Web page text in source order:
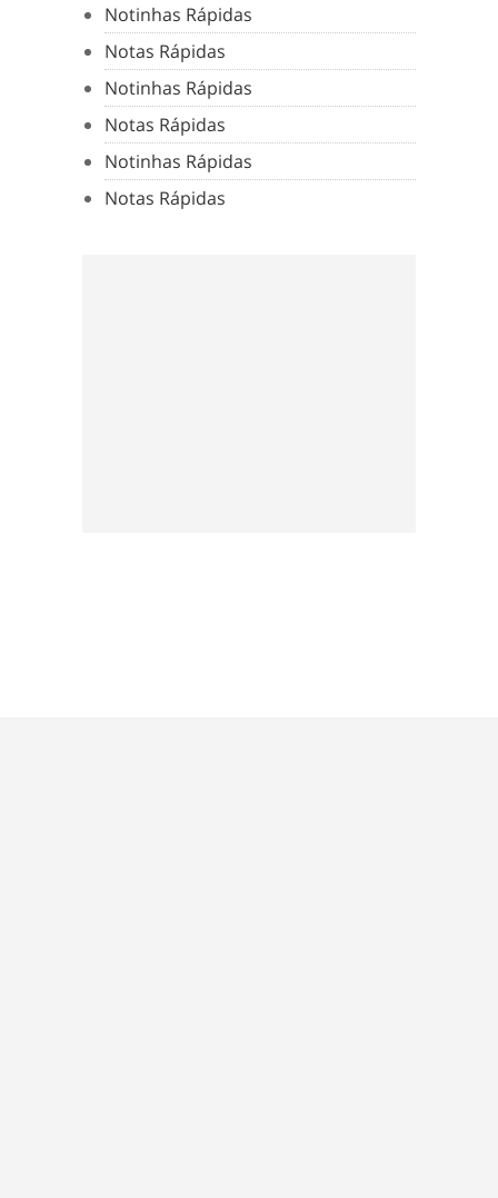
Notinhas Rápidas
Notas Rápidas
Notinhas Rápidas
Notas Rápidas
Notinhas Rápidas
Notas Rápidas